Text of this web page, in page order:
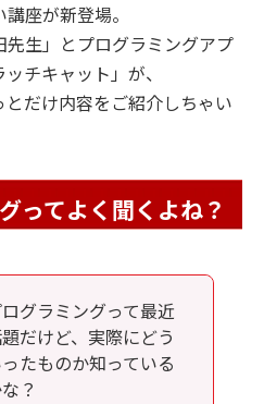
座が新登場。
生」とプログラミングアプ
チキャット」が、
だけ内容をご紹介しちゃい
ってよく聞くよね？
グラミングって最近
だけど、実際にどう
たものか知っている
？